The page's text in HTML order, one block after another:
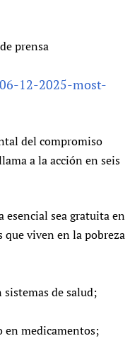
prensa
12-2025-most-
del compromiso
a la acción en seis
esencial sea gratuita en
que viven en la pobreza
de salud;
en medicamentos;